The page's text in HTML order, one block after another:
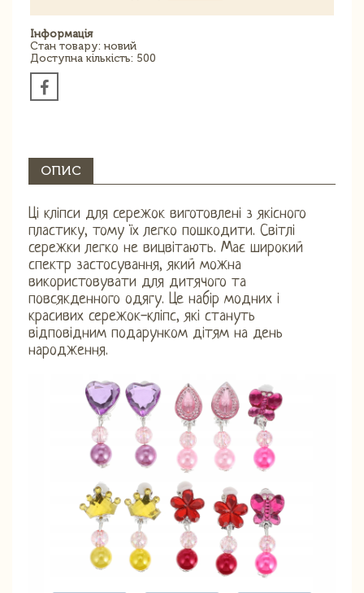
Інформація
Стан товару: новий
Доступна кількість: 500
ОПИС
Ці кліпси для сережок виготовлені з якісного
пластику, тому їх легко пошкодити. Світлі
сережки легко не вицвітають. Має широкий
спектр застосування, який можна
використовувати для дитячого та
повсякденного одягу. Це набір модних і
красивих сережок-кліпс, які стануть
відповідним подарунком дітям на день
народження.